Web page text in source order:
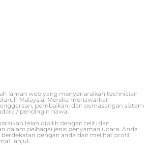
laman web yang menyenaraikan technician
Malaysia. Mereka menawarkan
pembaikan, dan pemasangan sistem
/ pendingin hawa.
telah dipilih dengan teliti dan
dalam pelbagai jenis penyaman udara. Anda
dengan anda dan melihat profil
lanjut.